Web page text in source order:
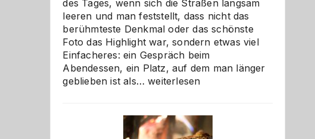
des Tages, wenn sich die Straßen langsam
leeren und man feststellt, dass nicht das
berühmteste Denkmal oder das schönste
Foto das Highlight war, sondern etwas viel
Einfacheres: ein Gespräch beim
Abendessen, ein Platz, auf dem man länger
geblieben ist als…Als
–
die
weiterlesen